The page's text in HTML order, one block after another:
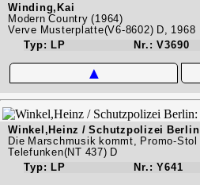
Winding,Kai
Modern Country (1964)
Verve Musterplatte(V6-8602) D, 1968
Typ: LP
Nr.: V3690
▲
Winkel,Heinz / Schutzpolizei Berlin
Die Marschmusik kommt, Promo-Stol
Telefunken(NT 437) D
Typ: LP
Nr.: Y641